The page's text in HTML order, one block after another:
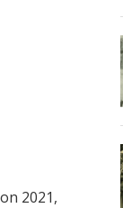
2021,